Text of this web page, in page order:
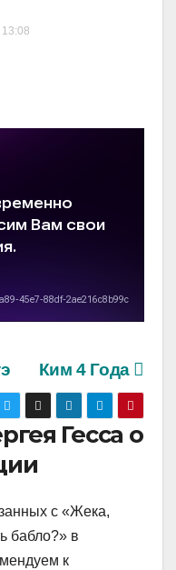
13:08
Ким 4 Года
Гесса о
с «Жека,
бабло?» в
к